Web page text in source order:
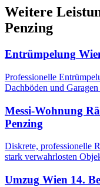
Weitere
Penzing
Entrümpelung
Professionelle
Dachböden und
Messi-Wohnung
Penzing
Diskrete, professionelle
stark verwahrlosten
Umzug Wien 14.